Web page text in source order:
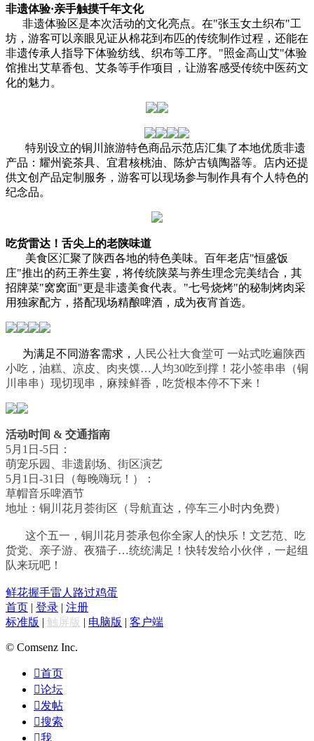
非遗体验·亲手触摸千年文化
非遗体验区是本次活动的文化亮点。在"张玉女土织布"工
坊，游客可以亲眼见证从棉花到布匹的传统制作过程，还能在
非遗传承人指导下体验纺线、织布等工序。"照金高山艾"体验
馆推出艾草香包、艾条等手作项目，让游客感受传统中医药文
化的魅力。
特别设立的铜川旅游特色商品示范店汇集了本地优质非遗
产品：耀州瓷茶具、宜君核桃油、陈炉古镇陶器等。店内还提
供文创产品定制服务，游客可以现场参与制作具有个人特色的
纪念品。
吃货雷达！舌尖上的老陕味道
美食区汇聚了陕西各地的特色美味。百年老店"恒盛饭
庄"推出的药王养生宴，将传统陕菜与养生理念完美结合，其
招牌菜"窝窝面"更是非遗美食代表。"七号烧烤"的秘制烤肉采
用独家配方，搭配现场精酿啤酒，成为夜宵首选。
为满足不同游客需求， 人民公社大食堂可 一站式吃遍陕西
小吃，油糕、凉皮、肉夹馍…人均30吃到撑！ 花小签串串（铜
川串串） 现切现串，麻辣鲜香，吃货根本停不下来！
活动时间 & 交通指南
5月1日-5日：
萌宠乐园、非遗剧场、街区演艺
5月1日-31日（每晚嗨玩！）：
草帽音乐啤酒节
地址：铜川花月荟街区（导航直达，停车三小时内免费）
这个五一，铜川花月荟承包你全家人的快乐！ 文艺范、吃
货党、亲子游、夜猫子…统统满足！快转发给小伙伴，一起组
队来玩吧！
鲜花握手雷人 路过鸡蛋
首页 | 登录 | 注册
标准版 | 触屏版 | 电脑版 | 客户端
© Comsenz Inc.
首页
论坛
发帖
搜索
我